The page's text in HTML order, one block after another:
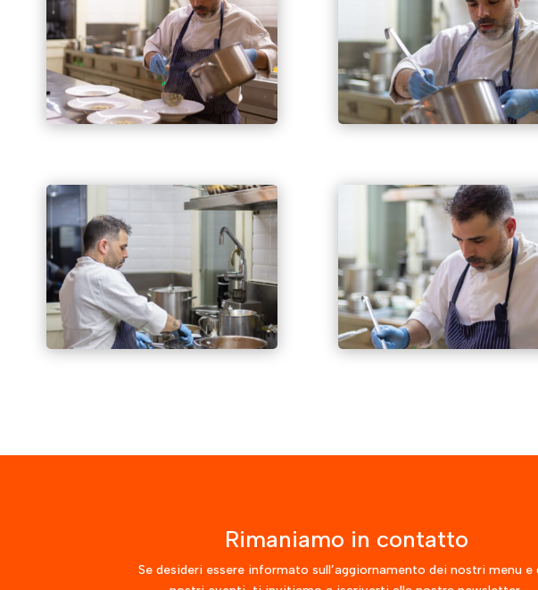
Rimaniamo in contatto
Se desideri essere informato sull’aggiornamento dei nostri menu e